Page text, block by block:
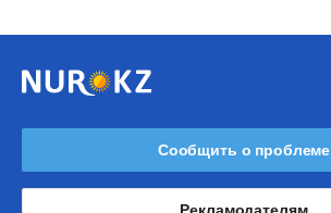
Сообщить о проблеме
Рекламодателям